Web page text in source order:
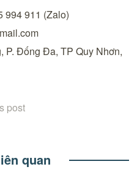
994 911 (Zalo)
P. Đống Đa, TP Quy Nhơn,
post
quan